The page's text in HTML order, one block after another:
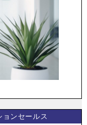
ョンセールス